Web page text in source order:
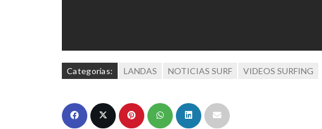
Categorías: LANDAS NOTICIAS SURF VIDEOS SURFING